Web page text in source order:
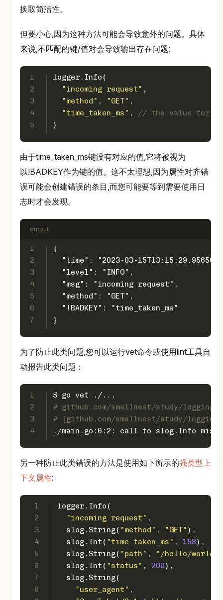
换取简洁性。
但要小心,因为这种方法可能会导致意外的问题。具体
来说,不匹配的键/值对会导致输出存在问题:
1
2
3
4
5
logger.Info(
"incoming request" ,
"method" , "GET" ,
"time_taken_ms" ,
// the value for
)
由于time_taken_ms键没有对应的值,它将被视为
以!BADKEY作为键的值。这不太理想,因为属性对齐错
误可能会创建错误的条目,而您可能要等到需要使用日
志时才会发现。
output
1
2
3
4
5
6
7
{
"time": "2023-03-
  "level": "INFO",
  "msg": "incoming request",
  "method": "GET",
  "!BADKEY": "time_taken_ms"
}
为了防止此类问题,您可以运行vet命令或使用lint工具自
动报告此类问题：
1
2
3
4
$ go vet ./...
# github.com/smallnest/study/logging
# [github.com/smallnest/study/logging]
./main.go:6:2: call to slog.Info
另一种防止此类错误的方法是使用如下所示的强类型上
下文属性:
1
2
3
4
5
6
7
8
logger.Info(
"incoming request" ,
  slog.String(
"method" , "GET" ),
  slog.Int(
"time_taken_ms" , 158),
  slog.String(
"path" ,
"/hello/
  slog.Int(
"status" , 200),
  slog.String(
"user_agent" ,